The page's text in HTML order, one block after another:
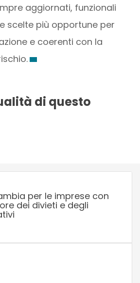
aggiornati, funzionali
scelte più opportune per
e coerenti con la
di questo
per le imprese con
dei divieti e degli